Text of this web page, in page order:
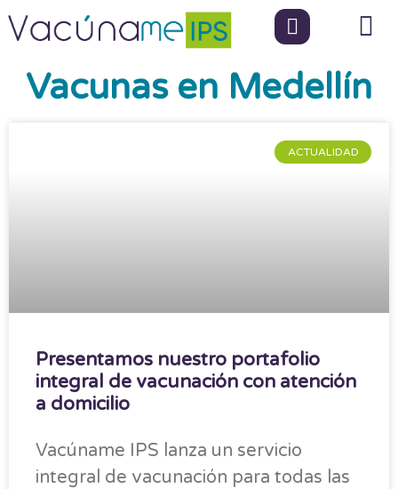
Vacunas en Medellín
ACTUALIDAD
Presentamos nuestro portafolio
integral de vacunación con atención
a domicilio
Vacúname IPS lanza un servicio
integral de vacunación para todas las